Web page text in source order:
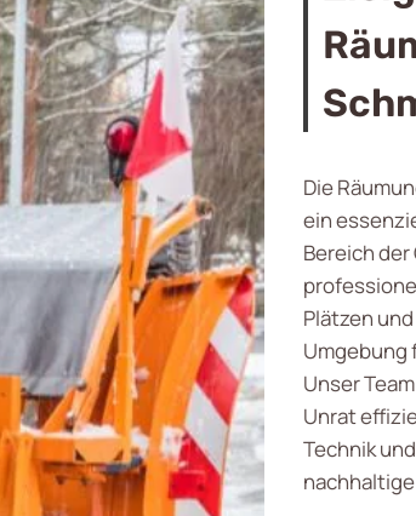
Die
ein
Bereich
Plätzen
Umgebung
Unser
Unrat
Technik